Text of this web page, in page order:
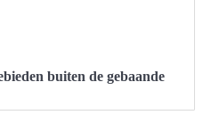
buiten de gebaande